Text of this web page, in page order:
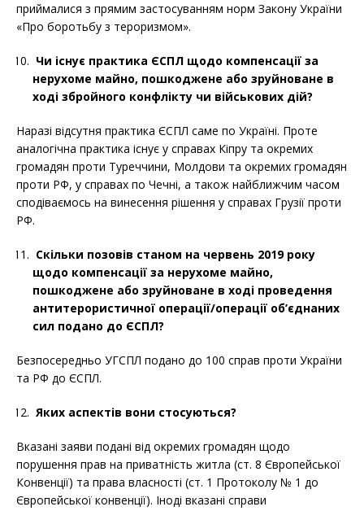
приймалися з прямим застосуванням норм Закону України
«Про боротьбу з тероризмом».
Чи існує практика ЄСПЛ щодо компенсації за
нерухоме майно, пошкоджене або зруйноване в
ході збройного конфлікту чи військових дій?
Наразі відсутня практика ЄСПЛ саме по Україні. Проте
аналогічна практика існує у справах Кіпру та окремих
громадян проти Туреччини, Молдови та окремих громадян
проти РФ, у справах по Чечні, а також найближчим часом
сподіваємось на винесення рішення у справах Грузії проти
РФ.
Скільки позовів станом на червень 2019 року
щодо компенсації за нерухоме майно,
пошкоджене або зруйноване в ході проведення
антитерористичної операції/операції об’єднаних
сил подано до ЄСПЛ?
Безпосередньо УГСПЛ подано до 100 справ проти України
та РФ до ЄСПЛ.
Яких аспектів вони стосуються?
Вказані заяви подані від окремих громадян щодо
порушення прав на приватність житла (ст. 8 Європейської
Конвенції) та права власності (ст. 1 Протоколу № 1 до
Європейської конвенції). Іноді вказані справи